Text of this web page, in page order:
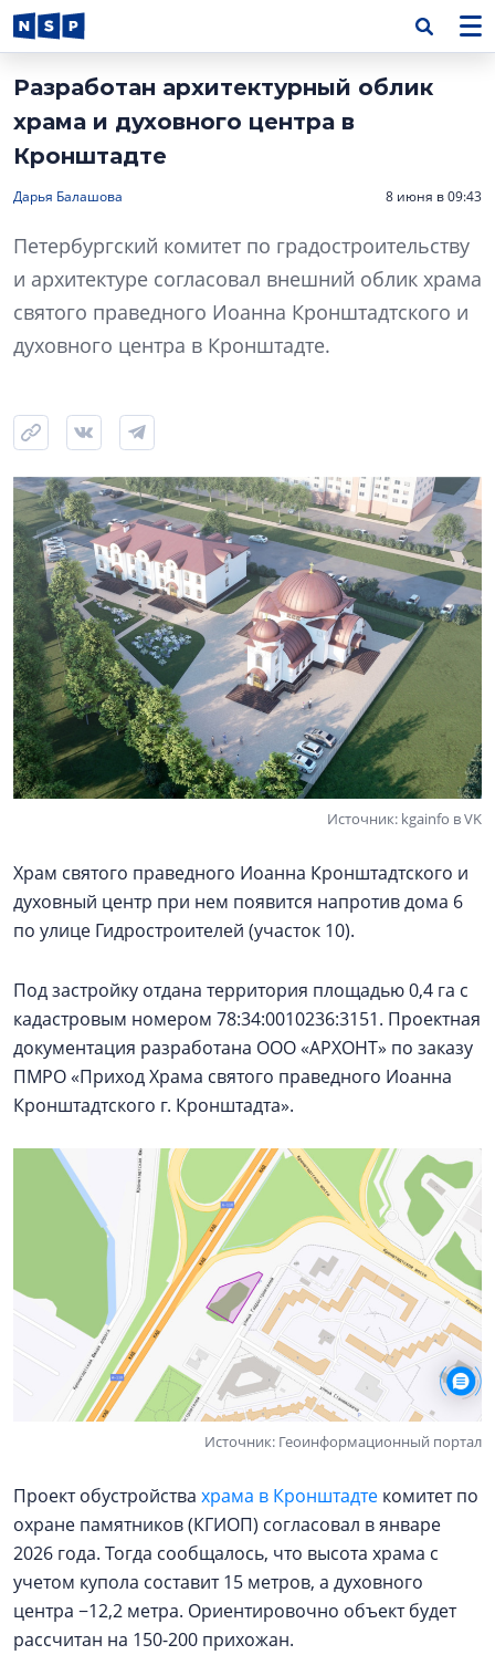
Разработан архитектурный облик
храма и духовного центра в
Кронштадте
Дарья Балашова 8 июня в 09:43
Петербургский комитет по градостроительству
и архитектуре согласовал внешний облик храма
святого праведного Иоанна Кронштадтского и
духовного центра в Кронштадте.
Источник: kgainfo в VK
Храм святого праведного Иоанна Кронштадтского и
духовный центр при нем появится напротив дома 6
по улице Гидростроителей (участок 10).
Под застройку отдана территория площадью 0,4 га с
кадастровым номером 78:34:0010236:3151. Проектная
документация разработана ООО «АРХОНТ» по заказу
ПМРО «Приход Храма святого праведного Иоанна
Кронштадтского г. Кронштадта».
Источник: Геоинформационный портал
Проект обустройства храма в Кронштадте комитет по
охране памятников (КГИОП) согласовал в январе
2026 года. Тогда сообщалось, что высота храма с
учетом купола составит 15 метров, а духовного
центра −12,2 метра. Ориентировочно объект будет
рассчитан на 150-200 прихожан.